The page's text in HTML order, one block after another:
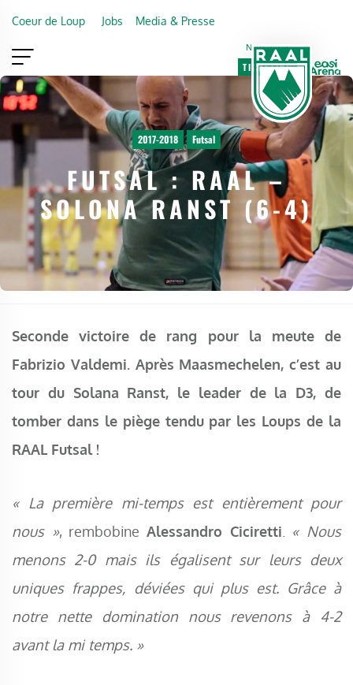
Coeur de Loup Jobs Media & Presse
Newsletter
TICKETING
VIP
FAN SHOP
2017-2018 Futsal
FUTSAL : RAAL –
SOLONA RANST (6-4)
Seconde victoire de rang pour la meute de
Fabrizio Valdemi. Après Maasmechelen, c’est au
tour du Solana Ranst, le leader de la D3, de
tomber dans le piège tendu par les Loups de la
RAAL Futsal !
« La première mi-temps est entièrement pour
nous », rembobineAlessandro Ciciretti
« Nous
menons 2-0 mais ils égalisent sur leurs deux
uniques frappes, déviées qui plus est. Grâce à
notre nette domination nous revenons à 4-2
avant la mi temps. »